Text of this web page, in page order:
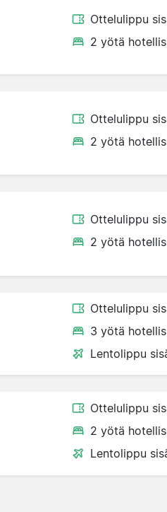
Ottelulippu
2 yötä
Ottelulippu
2 yötä
Ottelulippu
2 yötä
Ottelulippu
3 yötä
Lentolippu
Ottelulippu
2 yötä
Lentolippu